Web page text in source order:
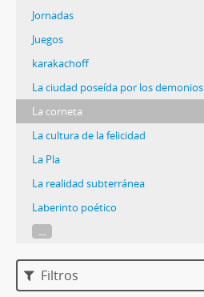
Jornadas
Juegos
karakachoff
La ciudad poseída por los demonios
La corneta
La cultura de la felicidad
La Pla
La realidad subterránea
Laberinto poético
...
Filtros